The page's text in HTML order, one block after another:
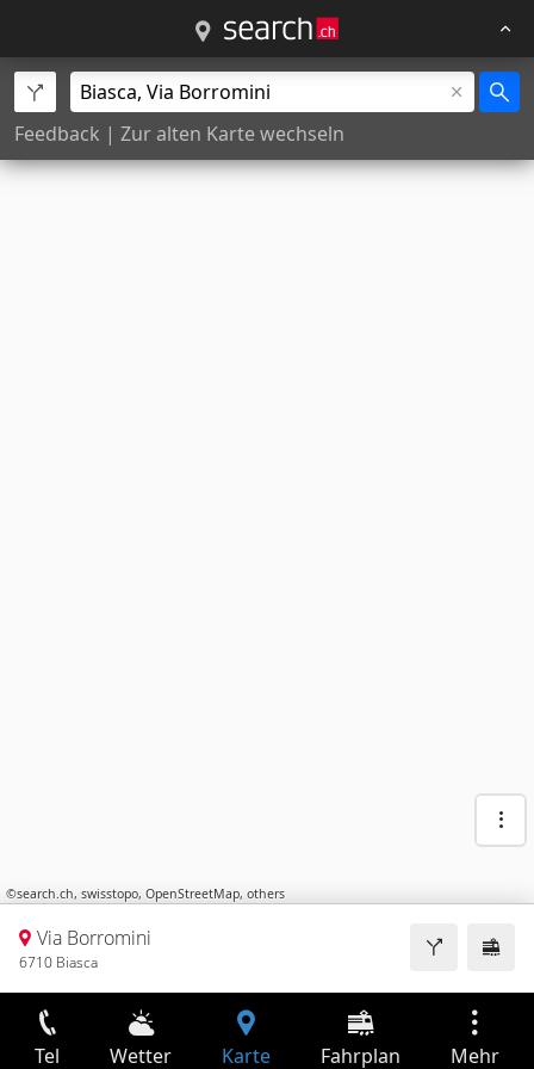
Feedback | Zur alten Karte wechseln
©search.ch, swisstopo, OpenStreetMap, others
Via Borromini
6710 Biasca
Tel Wetter Karte Fahrplan Mehr